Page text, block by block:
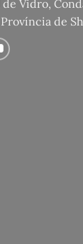
Vidro,
de